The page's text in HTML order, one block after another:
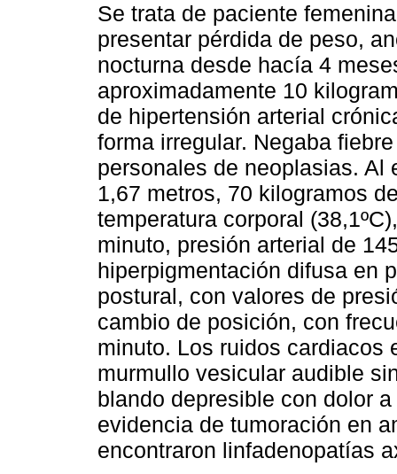
Se trata de paciente
presentar pérdida de peso,
nocturna desde hacía 4
aproximadamente 10
de hipertensión arterial
forma irregular. Negaba
personales de neoplasias.
1,67 metros, 70 kilogramos
temperatura corporal
minuto, presión arterial de
hiperpigmentación difusa en
postural, con valores de
cambio de posición, con
minuto. Los ruidos cardiacos
murmullo vesicular audible
blando depresible con dolor
evidencia de tumoración en
encontraron linfadenopatías